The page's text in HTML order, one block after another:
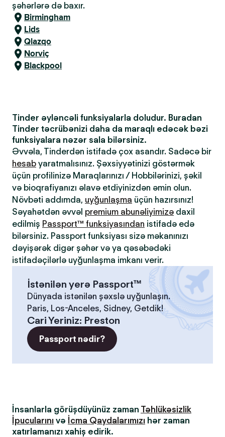
şəhərlərə də baxır.
Birmingham
Lids
Qlazqo
Norviç
Blackpool
Tinder əyləncəli funksiyalarla doludur. Buradan
Tinder təcrübənizi daha da maraqlı edəcək bəzi
funksiyalara nəzər sala bilərsiniz.
Əvvəla, Tinderdən istifadə çox asandır. Sadəcə bir
hesab yaratmalısınız. Şəxsiyyətinizi göstərmək
üçün profilinizə Maraqlarınızı / Hobbilərinizi, şəkil
və bioqrafiyanızı əlavə etdiyinizdən əmin olun.
Növbəti addımda, uyğunlaşma üçün hazırsınız!
Səyahətdən əvvəl premium abunəliyimizə daxil
edilmiş Passport™ funksiyasından istifadə edə
bilərsiniz. Passport funksiyası sizə məkanınızı
dəyişərək digər şəhər və ya qəsəbədəki
istifadəçilərlə uyğunlaşma imkanı verir.
İstənilən yerə Passport™
Dünyada istənilən şəxslə uyğunlaşın.
Paris, Los-Anceles, Sidney, Getdik!
Cari Yeriniz: Preston
Passport nədir?
İnsanlarla görüşdüyünüz zaman Təhlükəsizlik
İpucularını və İcma Qaydalarımızı hər zaman
xatırlamanızı xahiş edirik.